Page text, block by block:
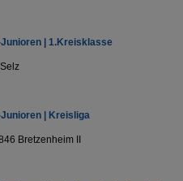
| 1.Kreisklasse
| Kreisliga
Bretzenheim II